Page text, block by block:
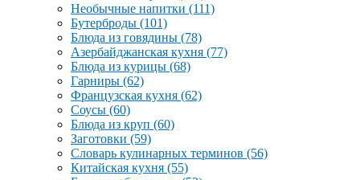
Необычные напитки (111)
Бутерброды (101)
Блюда из говядины (78)
Азербайджанская кухня (77)
Блюда из курицы (68)
Гарниры (62)
Французская кухня (62)
Соусы (60)
Блюда из круп (60)
Заготовки (59)
Словарь кулинарных терминов (56)
Китайская кухня (55)